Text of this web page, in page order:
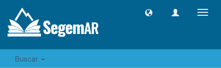
Buscar